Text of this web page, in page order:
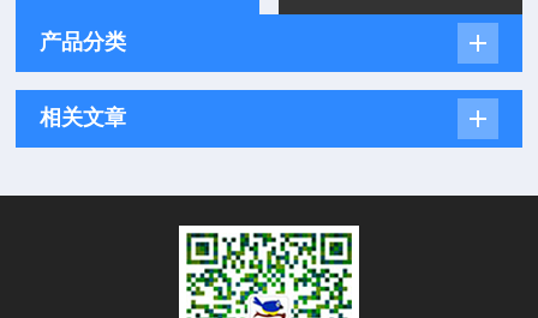
产品分类
相关文章